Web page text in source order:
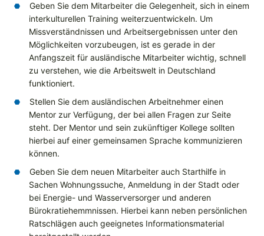
Geben Sie dem Mitarbeiter die Gelegenheit, sich in einem
interkulturellen Training weiterzuentwickeln. Um
Missverständnissen und Arbeitsergebnissen unter den
Möglichkeiten vorzubeugen, ist es gerade in der
Anfangszeit für ausländische Mitarbeiter wichtig, schnell
zu verstehen, wie die Arbeitswelt in Deutschland
funktioniert.
Stellen Sie dem ausländischen Arbeitnehmer einen
Mentor zur Verfügung, der bei allen Fragen zur Seite
steht. Der Mentor und sein zukünftiger Kollege sollten
hierbei auf einer gemeinsamen Sprache kommunizieren
können.
Geben Sie dem neuen Mitarbeiter auch Starthilfe in
Sachen Wohnungssuche, Anmeldung in der Stadt oder
bei Energie- und Wasserversorger und anderen
Bürokratiehemmnissen. Hierbei kann neben persönlichen
Ratschlägen auch geeignetes Informationsmaterial